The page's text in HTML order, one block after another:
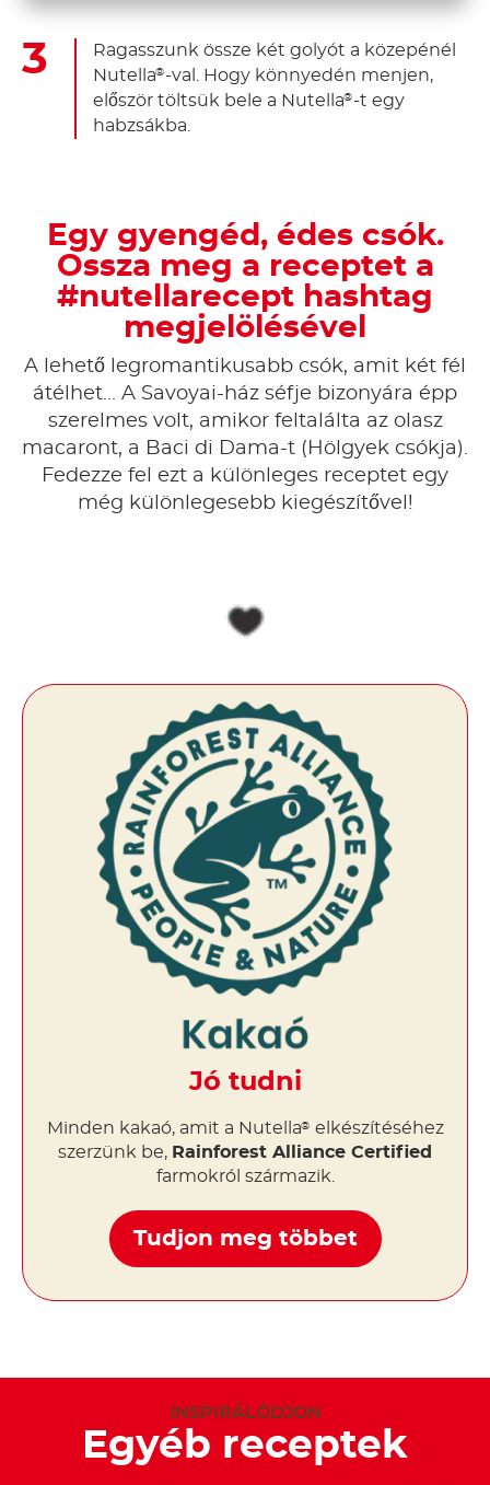
Ragasszunk össze két golyót a közepénél
Nutella® -val. Hogy könnyedén menjen,
először töltsük bele a Nutella® -t egy
habzsákba.
Egy gyengéd, édes csók.
Ossza meg a receptet a
#nutellarecept hashtag
megjelölésével
A lehető legromantikusabb csók, amit két fél
átélhet... A Savoyai-ház séfje bizonyára épp
szerelmes volt, amikor feltalálta az olasz
macaront, a Baci di Dama-t (Hölgyek csókja).
Fedezze fel ezt a különleges receptet egy
még különlegesebb kiegészítővel!
Jó tudni
Minden kakaó, amit a Nutella® elkészítéséhez
szerzünk be, Rainforest Alliance Certified
farmokról származik.
Tudjon meg többet
INSPIRÁLÓDJON
Egyéb receptek